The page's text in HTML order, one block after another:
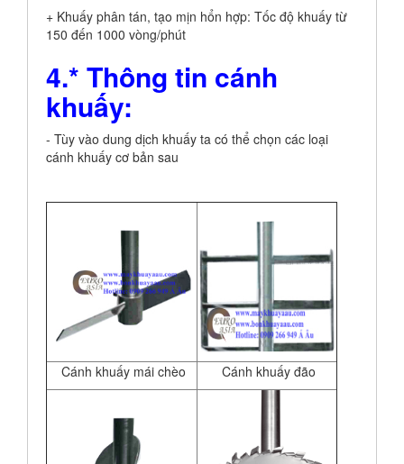
+ Khuấy phân tán, tạo mịn hổn hợp: Tốc độ khuấy từ
150 đến 1000 vòng/phút
4.* Thông tin cánh
khuấy:
- Tùy vào dung dịch khuấy ta có thể chọn các loại
cánh khuấy cơ bản sau
Cánh khuấy mái chèo Cánh khuấy đão